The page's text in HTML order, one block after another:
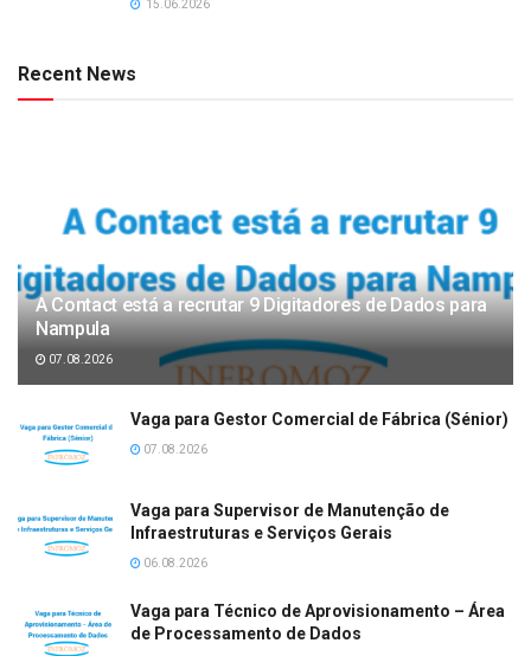
15.06.2026
Recent News
A Contact está a recrutar 9 Digitadores de Dados para
Nampula
07.08.2026
Vaga para Gestor Comercial de Fábrica (Sénior)
07.08.2026
Vaga para Supervisor de Manutenção de
Infraestruturas e Serviços Gerais
06.08.2026
Vaga para Técnico de Aprovisionamento – Área
de Processamento de Dados